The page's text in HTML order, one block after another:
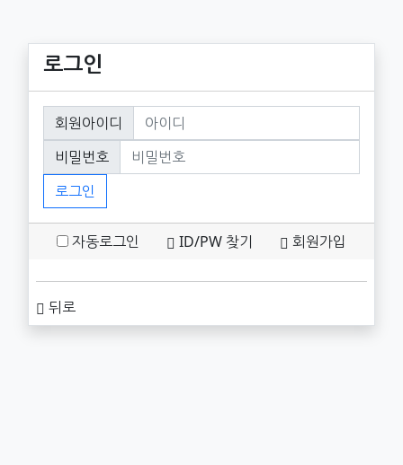
로그인
회원로그인
회원아이디
필수
비밀번호
필수
로그인
자동로그인 ID/PW 찾기 회원가입
뒤로